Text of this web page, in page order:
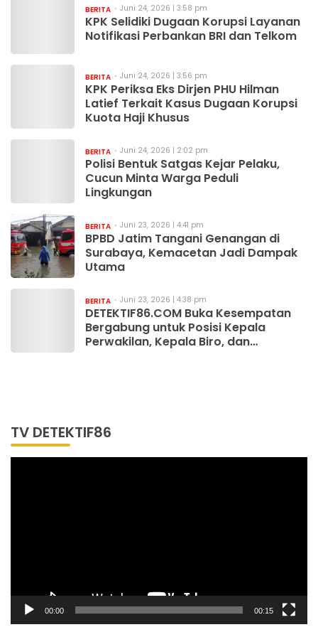
BERITA Juni 24, 2026 | 3:58 pm
KPK Selidiki Dugaan Korupsi Layanan
Notifikasi Perbankan BRI dan Telkom
BERITA Juni 24, 2026 | 3:56 pm
KPK Periksa Eks Dirjen PHU Hilman
Latief Terkait Kasus Dugaan Korupsi
Kuota Haji Khusus
BERITA Juni 24, 2026 | 2:02 pm
Polisi Bentuk Satgas Kejar Pelaku,
Cucun Minta Warga Peduli
Lingkungan
BERITA Juni 23, 2026 | 4:41 pm
BPBD Jatim Tangani Genangan di
Surabaya, Kemacetan Jadi Dampak
Utama
BERITA Juni 23, 2026 | 4:38 pm
DETEKTIF86.COM Buka Kesempatan
Bergabung untuk Posisi Kepala
Perwakilan, Kepala Biro, dan
TV DETEKTIF86
00:00 00:15